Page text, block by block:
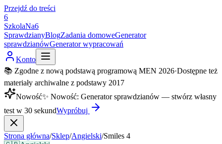
Przejdź do treści
6
SzkolaNa6
SprawdzianyBlogZadania domoweGenerator
sprawdzianówGenerator wypracowań
Konto
📚 Zgodne z nową podstawą programową MEN 2026·Dostępne też
materiały archiwalne z podstawy 2017
Nowość✨ Nowość: Generator sprawdzianów — stwórz własny
test w 30 sekundWypróbuj
Strona główna/Sklep/Angielski/Smiles 4